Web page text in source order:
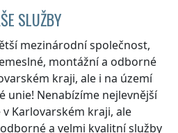
SLUŽBY
mezinárodní společnost,
montážní a odborné
kraji, ale i na území
unie! Nenabízíme nejlevnější
v Karlovarském kraji, ale
a velmi kvalitní služby